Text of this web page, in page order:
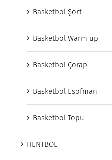
Basketbol Şort
Basketbol Warm up
Basketbol Çorap
Basketbol Eşofman
Basketbol Topu
HENTBOL